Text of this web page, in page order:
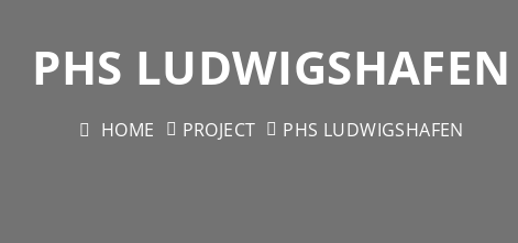
PHS LUDWIGSHAFEN
HOME PROJECT PHS LUDWIGSHAFEN